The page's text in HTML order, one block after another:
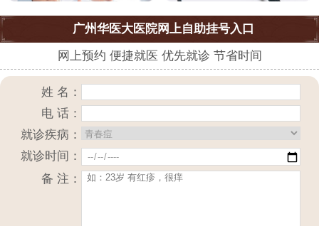
广州华医大医院网上自助挂号入口
网上预约 便捷就医 优先就诊 节省时间
姓 名：
电 话：
就诊疾病：
就诊时间：
备 注：